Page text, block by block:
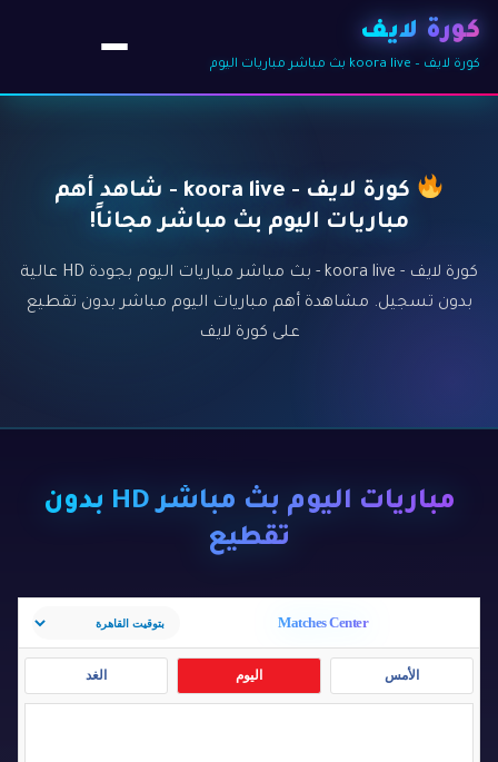
كورة لايف
كورة لايف – koora live بث مباشر مباريات اليوم
كورة لايف - koora live - شاهد أهم
مباريات اليوم بث مباشر مجاناً!
كورة لايف - koora live - بث مباشر مباريات اليوم بجودة HD عالية
بدون تسجيل. مشاهدة أهم مباريات اليوم مباشر بدون تقطيع
على كورة لايف
مباريات اليوم بث مباشر HD بدون
تقطيع
Matches Center
الأمس اليوم الغد